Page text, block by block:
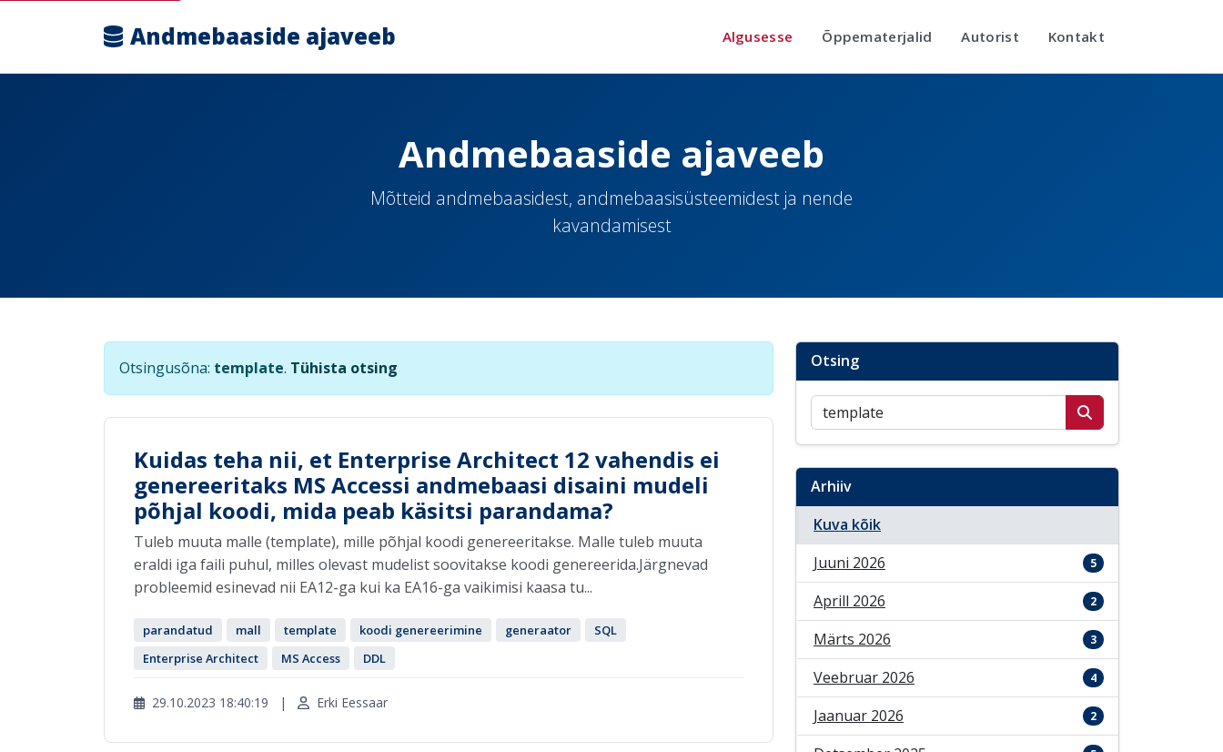
Andmebaaside ajaveeb Algusesse Õppematerjalid Autorist Kontakt
Andmebaaside ajaveeb
Mõtteid andmebaasidest, andmebaasisüsteemidest ja nende
kavandamisest
Otsingusõna: template. Tühista otsing
Kuidas teha nii, et Enterprise Architect 12 vahendis ei
genereeritaks MS Accessi andmebaasi disaini mudeli
põhjal koodi, mida peab käsitsi parandama?
Tuleb muuta malle (template), mille põhjal koodi genereeritakse. Malle tuleb muuta
eraldi iga faili puhul, milles olevast mudelist soovitakse koodi genereerida.Järgnevad
probleemid esinevad nii EA12-ga kui ka EA16-ga vaikimisi kaasa tu...
parandatud mall template koodi genereerimine generaator
SQL
Enterprise Architect
MS Access DDL
29.10.2023 18:40:19 | Erki Eessaar
Otsing
Otsi postitusi
Arhiiv
Kuva kõik
Juuni 2026
5
Aprill 2026 2
Märts 2026 3
Veebruar 2026 4
Jaanuar 2026 2